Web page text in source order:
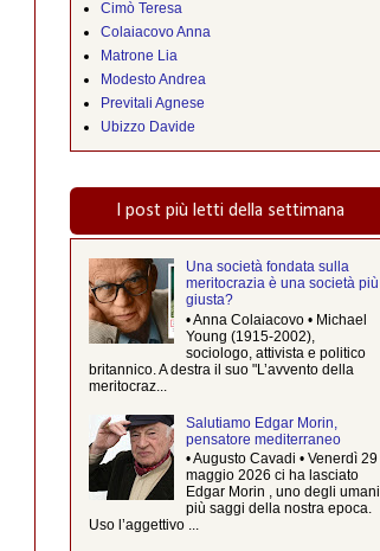
Cimò Teresa
Colaiacovo Anna
Matrone Lia
Modesto Andrea
Previtali Agnese
Ubizzo Davide
I post più letti della settimana
Una società fondata sulla
meritocrazia è una società più
giusta?
• Anna Colaiacovo • Michael
Young (1915-2002),
sociologo, attivista e politico
britannico. A destra il suo "L’avvento della
meritocraz...
Salutiamo Edgar Morin,
pensatore mediterraneo
• Augusto Cavadi • Venerdì 29
maggio 2026 ci ha lasciato
Edgar Morin , uno degli umani
più saggi della nostra epoca.
Uso l’aggettivo ...